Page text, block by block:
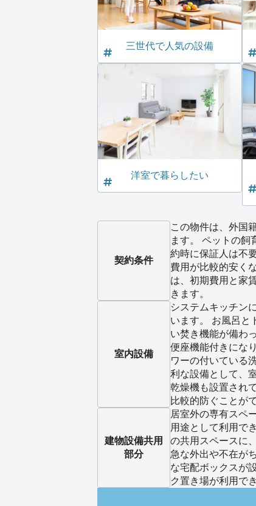
三世代で人気の設備
洋室で暮らしたい
契約条件
この物件は、外国
ます。 ペットの飼
約時に保証人は不
費用が比較的安く
は、初期費用と家
きます。
室内設備
システムキッチン
います。 お風呂と
い焚き機能が備わ
便座機能付きにな
ワーの付いている
利な設備として、
乾燥機も設置され
比較的防ぐことが
建物設備共用
部分
居室外の専有スペ
用途として利用で
の共用スペースに
急な外出や不在が
な宅配ボックスが
ク置き場が利用で